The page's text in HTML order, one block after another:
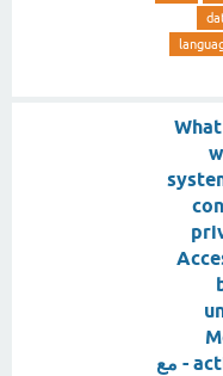
activity of police officers - مع